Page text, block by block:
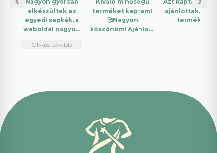
Nagyon gyorsan
elkészültek az
egyedi sapkák, a
weboldal nagyon
használni.
fogok innen
Olvass tovább
Kiváló minőségű
terméket kaptam!
🥰Nagyon
köszönöm! Ajánlom
Azt kaptam amit
ajánlottak. Jó a
termék.